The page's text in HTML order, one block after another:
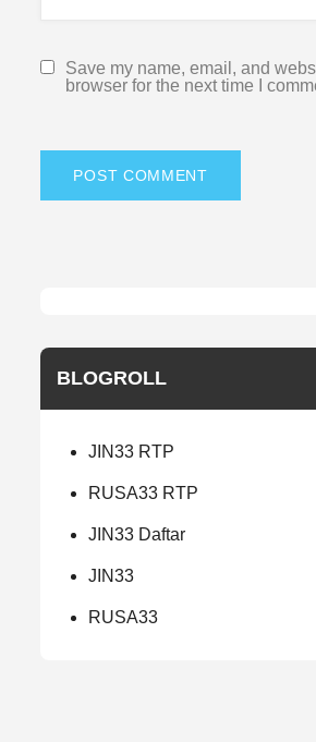
Save my name, email, and
browser for the next time I
BLOGROLL
JIN33 RTP
RUSA33 RTP
JIN33 Daftar
JIN33
RUSA33